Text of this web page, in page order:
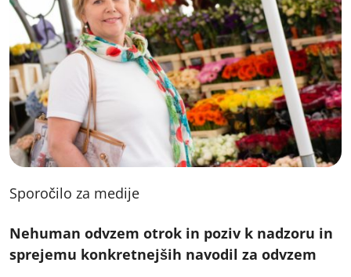
Sporočilo za medije
Nehuman odvzem otrok in poziv k nadzoru in
sprejemu konkretnejših navodil za odvzem